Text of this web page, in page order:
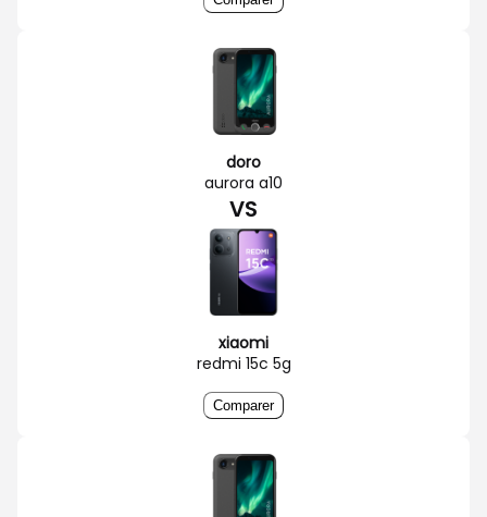
doro
aurora a10
VS
xiaomi
redmi 15c 5g
Comparer